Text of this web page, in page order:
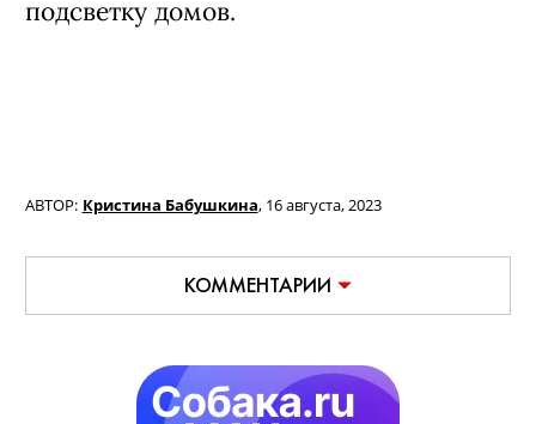
подсветку домов.
АВТОР: Кристина Бабушкина, 16 августа, 2023
КОММЕНТАРИИ